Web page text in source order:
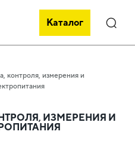
Каталог Поиск
контроля, измерения и
ИЗМЕРЕНИЯ И